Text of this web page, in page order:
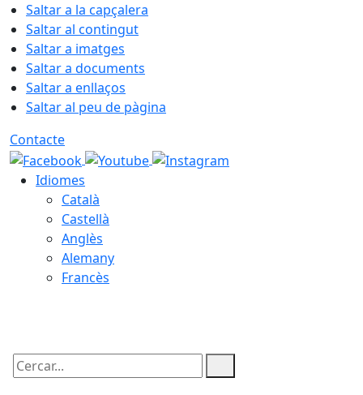
Saltar a la capçalera
Saltar al contingut
Saltar a imatges
Saltar a documents
Saltar a enllaços
Saltar al peu de pàgina
Contacte
Idiomes
Català
Castellà
Anglès
Alemany
Francès
Cercar: